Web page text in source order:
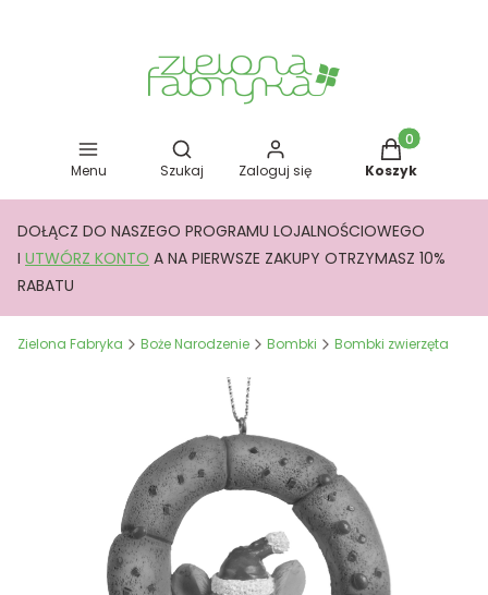
Menu
Otwórz wyszukiwarkę
Szukaj Zaloguj się
Produkty w
Koszyk
DOŁĄCZ DO NASZEGO PROGRAMU LOJALNOŚCIOWEGO
I UTWÓRZ KONTO A NA PIERWSZE ZAKUPY OTRZYMASZ 10%
RABATU
Zielona Fabryka Boże Narodzenie Bombki Bombki zwierzęta